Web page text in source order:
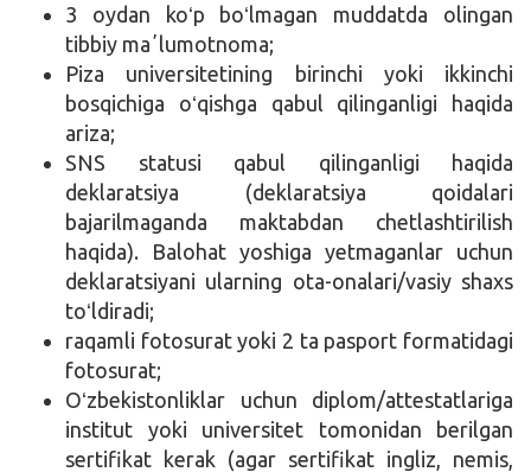
3 oydan koʻp boʻlmagan muddatda olingan
tibbiy maʼlumotnoma;
Piza universitetining birinchi yoki ikkinchi
bosqichiga oʻqishga qabul qilinganligi haqida
ariza;
SNS statusi qabul qilinganligi haqida
deklaratsiya (deklaratsiya qoidalari
bajarilmaganda maktabdan chetlashtirilish
haqida). Balohat yoshiga yetmaganlar uchun
deklaratsiyani ularning ota-onalari/vasiy shaxs
toʻldiradi;
raqamli fotosurat yoki 2 ta pasport formatidagi
fotosurat;
Oʻzbekistonliklar uchun diplom/attestatlariga
institut yoki universitet tomonidan berilgan
sertifikat kerak (agar sertifikat ingliz, nemis,